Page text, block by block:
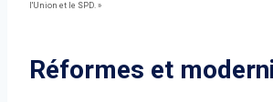
l'Union et le SPD. »
Réformes et